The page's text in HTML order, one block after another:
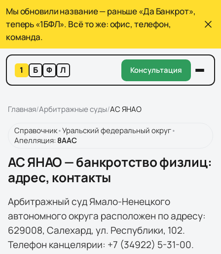
Мы обновили название — раньше «Да Банкрот»,
теперь «1БФЛ». Всё то же: офис, телефон,
команда.
1 Б Ф Л Консультация
Главная/Арбитражные суды/АС ЯНАО
Справочник•Уральский федеральный округ•
Апелляция: 8ААС
АС ЯНАО — банкротство физлиц:
адрес, контакты
Арбитражный суд Ямало-Ненецкого
автономного округа расположен по адресу:
629008, Салехард, ул. Республики, 102.
Телефон канцелярии: +7 (34922) 5-31-00.